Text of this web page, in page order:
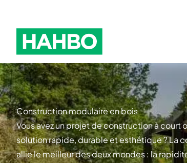
Hahbo logo
Construction modulaire en bois
Vous avez un projet de construction à court
solution rapide, durable et esthétique ? La
allie le meilleur des deux mondes : la